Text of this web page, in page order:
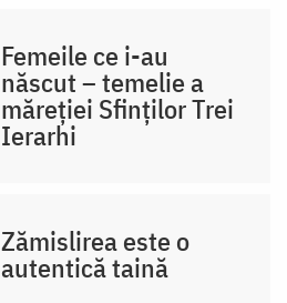
Femeile ce i-au
născut – temelie a
măreției Sfinților Trei
Ierarhi
Zămislirea este o
autentică taină